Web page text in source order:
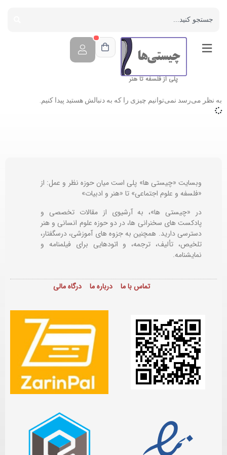
پلی از فلسفه تا هنر
به نظر می‌رسد نمی‌توانیم چیزی را که به دنبالش هستید پیدا کنیم.
وبسایت «چیستی ها» پلی است میان حوزه نظر و عمل: از
«فلسفه و علوم اجتماعی» تا «هنر و ادبیات»
در «چیستی ها»، به آرشیوی از مقالات تخصصی و
پادکست های سخنرانی ها، در دو حوزه علوم انسانی و هنر
دسترسی دارید. همچنین به جزوه های آموزشی، درسگفتار،
تلخیص، تألیف، ترجمه، و اتودهایی برایفیلمنامه و
نمایشنامه.
تماس با ما درباره ما درگاه مالی